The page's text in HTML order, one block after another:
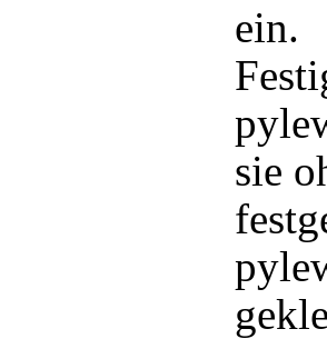
ein.
sie